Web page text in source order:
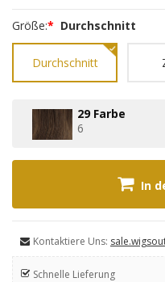
Größe:* Durchschnitt
Durchschnitt
29 Farbe
6
In
Kontaktiere Uns:
Schnelle Lieferung